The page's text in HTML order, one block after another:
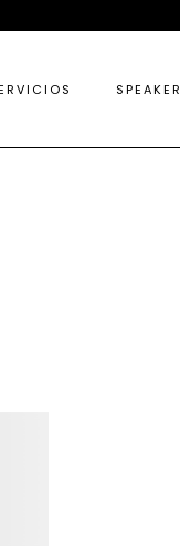
SPEAKER